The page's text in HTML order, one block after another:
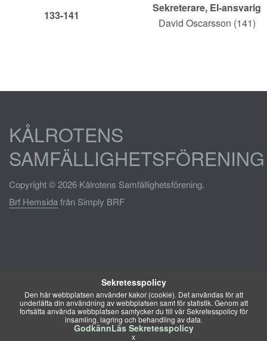
133-141
Sekreterare, El-ansvarig
David Oscarsson (141)
KÅLROTENS
SAMFÄLLIGHETSFÖRENING
Copyright © 2026 Kålrotens Samfällighetsförening.
Brf Hemsidafrån Simply BRF
Sekretesspolicy
Den här webbplatsen använder kakor (cookie). Det användas för att
underlätta din användning av webbplatsen samt för statistik. Genom att
fortsätta använda webbplatsen samtycker du till vår Sekretesspolicy för
insamling, lagring och behandling av data.
GodkännLäs Sekretesspolicy
x